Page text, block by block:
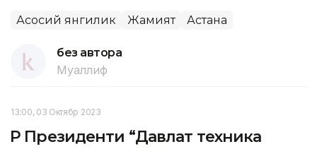
Асосий янгилик Жамият Астана
без автора
Муаллиф
13:00, 03 Октябр 2023
ҚР Президенти “Давлат техника